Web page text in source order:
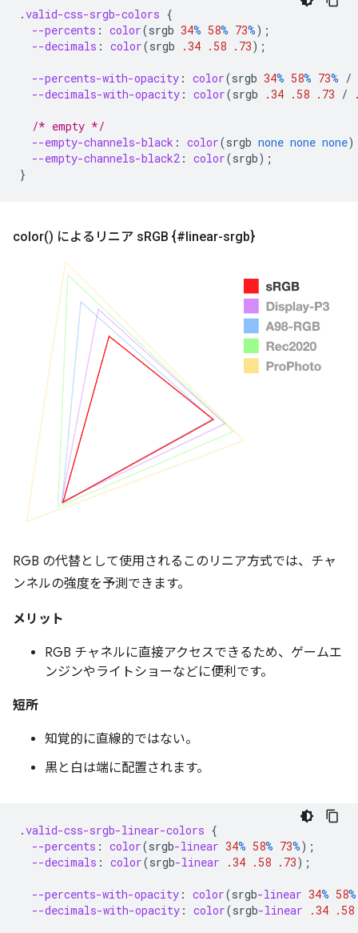
.valid-css-srgb-colors {
--percents : color(srgb 34% 58% 73%);
--decimals : color(srgb .34 .58 .73);
--percents-with-opacity : color(srgb 34% 58% 73% /
--decimals-with-opacity : color(srgb .34 .58 .73 /
/* empty */
--empty-channels-black : color(srgb none none none
--empty-channels-black2 : color(srgb);
}
color() によるリニア s RGB {#linear-srgb}
RGB の代替として使用されるこのリニア方式では、チャ
ンネルの強度を予測できます。
メリット
RGB チャネルに直接アクセスできるため、ゲームエ
ンジンやライトショーなどに便利です。
短所
知覚的に直線的ではない。
黒と白は端に配置されます。
.valid-css-srgb-linear-colors {
--percents : color(srgb-linear 34% 58% 73%);
--decimals : color(srgb-linear .34 .58 .73);
--percents-with-opacity : color(srgb-linear 34% 58%
--decimals-with-opacity : color(srgb-linear .34 .58